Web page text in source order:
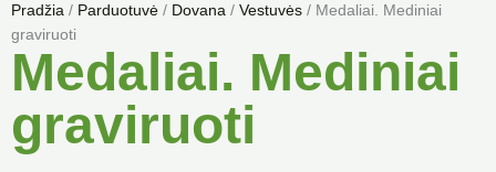
Pradžia / Parduotuvė / Dovana / Vestuvės / Medaliai. Mediniai
graviruoti
Medaliai. Mediniai
graviruoti